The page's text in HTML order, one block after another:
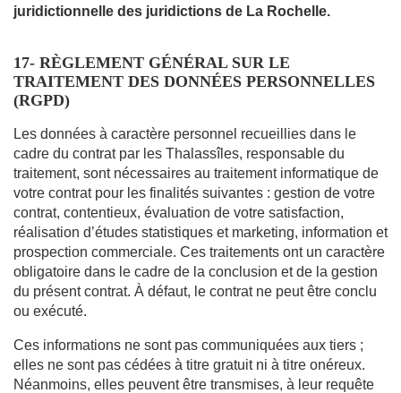
juridictionnelle des juridictions de La Rochelle.
17- RÈGLEMENT GÉNÉRAL SUR LE
TRAITEMENT DES DONNÉES PERSONNELLES
(RGPD)
Les données à caractère personnel recueillies dans le
cadre du contrat par les Thalassîles, responsable du
traitement, sont nécessaires au traitement informatique de
votre contrat pour les finalités suivantes : gestion de votre
contrat, contentieux, évaluation de votre satisfaction,
réalisation d’études statistiques et marketing, information et
prospection commerciale. Ces traitements ont un caractère
obligatoire dans le cadre de la conclusion et de la gestion
du présent contrat. À défaut, le contrat ne peut être conclu
ou exécuté.
Ces informations ne sont pas communiquées aux tiers ;
elles ne sont pas cédées à titre gratuit ni à titre onéreux.
Néanmoins, elles peuvent être transmises, à leur requête